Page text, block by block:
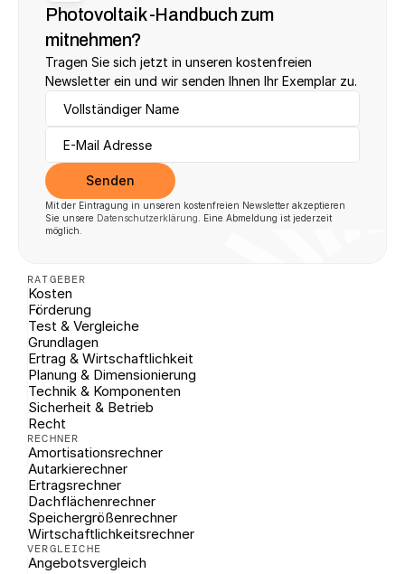
Photovoltaik -Handbuch zum
mitnehmen?
Tragen Sie sich jetzt in unseren kostenfreien
Newsletter ein und wir senden Ihnen Ihr Exemplar zu.
Senden
Mit der Eintragung in unseren kostenfreien Newsletter akzeptieren
Sie unsere Datenschutzerklärung . Eine Abmeldung ist jederzeit
möglich.
RATGEBER
Kosten
Förderung
Test & Vergleiche
Grundlagen
Ertrag & Wirtschaftlichkeit
Planung & Dimensionierung
Technik & Komponenten
Sicherheit & Betrieb
Recht
RECHNER
Amortisationsrechner
Autarkierechner
Ertragsrechner
Dachflächenrechner
Speichergrößenrechner
Wirtschaftlichkeitsrechner
VERGLEICHE
Angebotsvergleich